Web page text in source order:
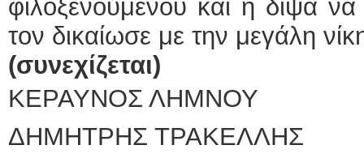
φιλοξενούμενου και η δίψα
τον δικαίωσε με την μεγάλη
(συνεχίζεται)
ΚΕΡΑΥΝΟΣ ΛΗΜΝΟΥ
ΔΗΜΗΤΡΗΣ ΤΡΑΚΕΛΛΗΣ